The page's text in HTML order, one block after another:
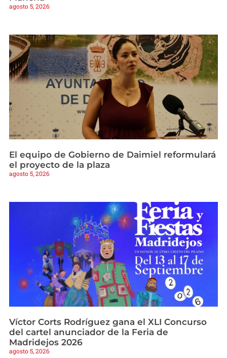
agosto 5, 2026
El equipo de Gobierno de Daimiel reformulará
el proyecto de la plaza
agosto 5, 2026
Víctor Corts Rodríguez gana el XLI Concurso
del cartel anunciador de la Feria de
Madridejos 2026
agosto 5, 2026